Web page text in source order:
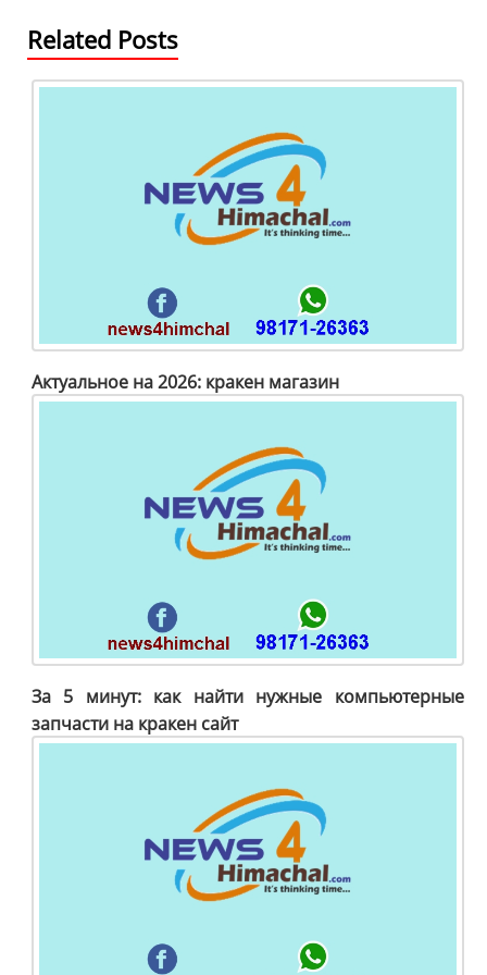
Related Posts
Актуальное на 2026: кракен магазин
За 5 минут: как найти нужные компьютерные
запчасти на кракен сайт